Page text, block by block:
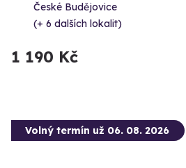
České Budějovice
(+ 6 dalších lokalit)
1 190 Kč
Volný termín už 06. 08. 2026